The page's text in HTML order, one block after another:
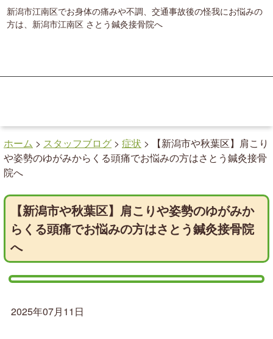
新潟市江南区でお身体の痛みや不調、交通事故後の怪我にお悩みの
方は、新潟市江南区 さとう鍼灸接骨院へ
ホーム > スタッフブログ > 症状 >
【新潟市や秋葉区】肩こり
や姿勢のゆがみからくる頭痛でお悩みの方はさとう鍼灸接骨
院へ
【新潟市や秋葉区】肩こりや姿勢のゆがみか
らくる頭痛でお悩みの方はさとう鍼灸接骨院
へ
2025年07月11日